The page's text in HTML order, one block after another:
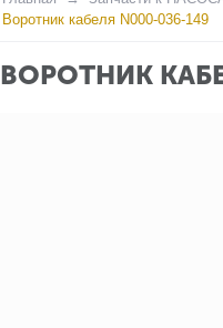
Воротник кабеля N000-036-149
ВОРОТНИК